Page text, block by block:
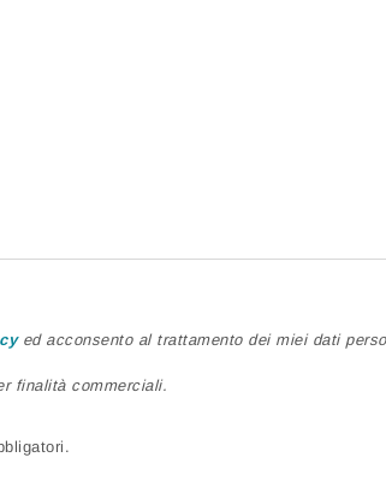
ed acconsento al trattamento dei miei dati
finalità commerciali.